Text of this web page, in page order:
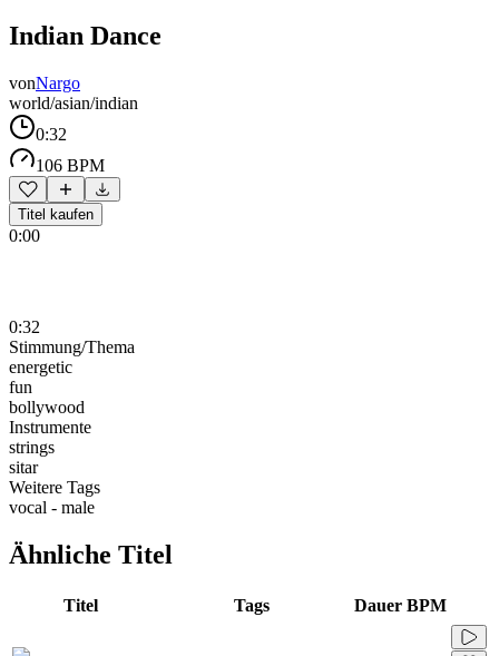
Indian Dance
vonNargo
world/asian/indian
0:32
106 BPM
Titel kaufen
0:00
0:32
Stimmung/Thema
energetic
fun
bollywood
Instrumente
strings
sitar
Weitere Tags
vocal - male
Ähnliche Titel
Titel Tags Dauer BPM